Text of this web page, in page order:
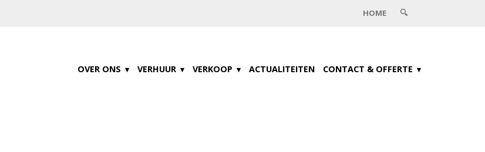
HOME
OVER ONS VERHUUR VERKOOP ACTUALITEITEN CONTACT & OFFERTE